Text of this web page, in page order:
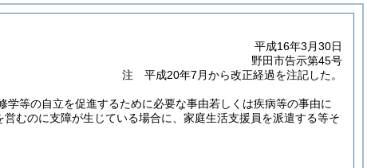
平成16年3月30日
野田市告示第45号
注 平成20年7月から改正経過を注記した。
学等の自立を促進するために必要な事由若しくは疾病等の事由に
むのに支障が生じている場合に、家庭生活支援員を派遣する等そ